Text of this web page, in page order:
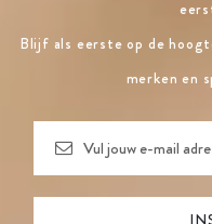
Blijf als eerste op de
merken en